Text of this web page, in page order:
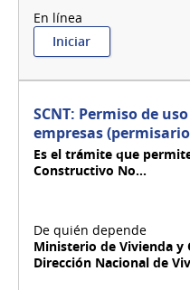
Iniciar:
Sanciones
maliciosas
al
servicio
de
emergencia.
SCNT: Permiso de
empresas
Es el trámite que
Constructivo No...
Ministerio de Vivienda
Dirección Nacional de